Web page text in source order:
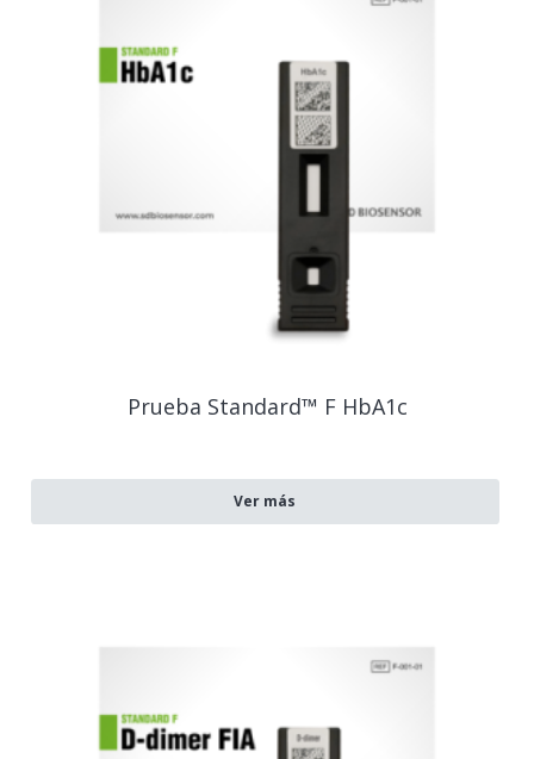
Prueba Standard™ F HbA1c
Ver más